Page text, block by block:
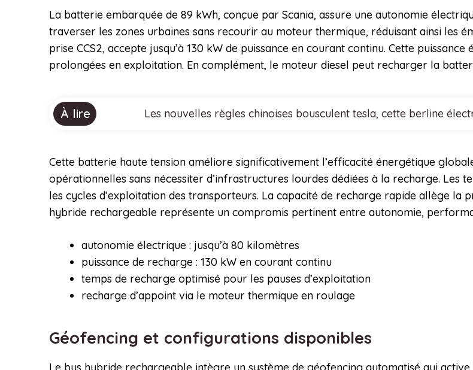
La batterie embarquée de 89 kWh, conçue par Scania, assure une autonomie
traverser les zones urbaines sans recourir au moteur thermique, réduisant ainsi les
prise CCS2, accepte jusqu’à 130 kW de puissance en courant continu. Cette
prolongées en exploitation. En complément, le moteur diesel peut recharger la
À lire Les nouvelles règles chinoises bousculent tesla, cette berline
Cette batterie haute tension améliore significativement l’efficacité énergétique
opérationnelles sans nécessiter d’infrastructures lourdes dédiées à la recharge. Les
les cycles d’exploitation des transporteurs. La capacité de recharge rapide allège la
hybride rechargeable représente un compromis pertinent entre autonomie,
autonomie électrique : jusqu’à 80 kilomètres
puissance de recharge : 130 kW en courant continu
temps de recharge optimisé pour les pauses d’exploitation
recharge d’appoint via le moteur thermique en roulage
Géofencing et configurations disponibles
Le bus hybride rechargeable intègre un système de géofencing automatisé qui